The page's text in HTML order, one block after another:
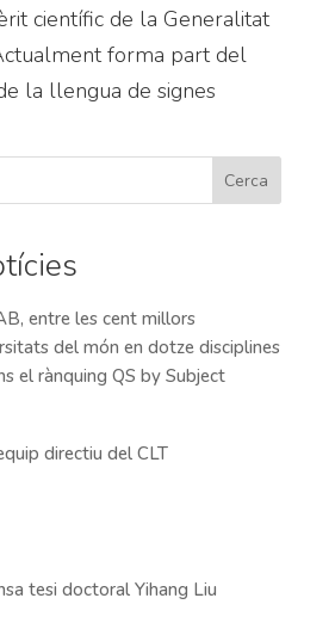
científic de la Generalitat
forma part del
la llengua de signes
Cerca
entre les cent millors
del món en dotze disciplines
el rànquing QS by Subject
directiu del CLT
tesi doctoral Yihang Liu